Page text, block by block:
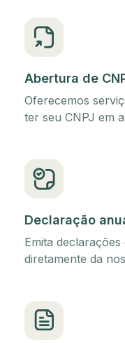
Abertura de
Oferecemos
ter seu CNPJ em
Declaração
Emita
diretamente da